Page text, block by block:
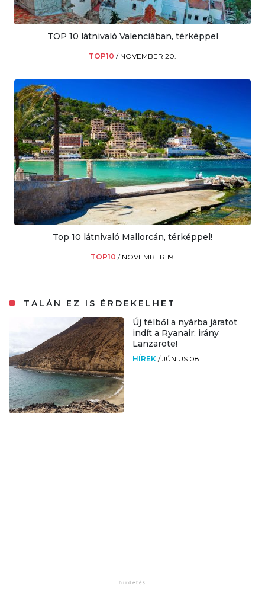
TOP 10 látnivaló Valenciában, térképpel
TOP10 / NOVEMBER 20.
Top 10 látnivaló Mallorcán, térképpel!
TOP10 / NOVEMBER 19.
TALÁN EZ IS ÉRDEKELHET
Új télből a nyárba járatot
indít a Ryanair: irány
Lanzarote!
HÍREK /JÚNIUS 08.